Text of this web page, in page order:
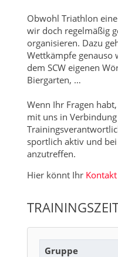
Obwohl Triathlon
wir doch regelmäßig
organisieren. Dazu
Wettkämpfe genauso
dem SCW eigenen
Biergarten, …
Wenn Ihr Fragen
mit uns in
sportlich aktiv und
anzutreffen.
Hier könnt Ihr Kontakt
Gruppe